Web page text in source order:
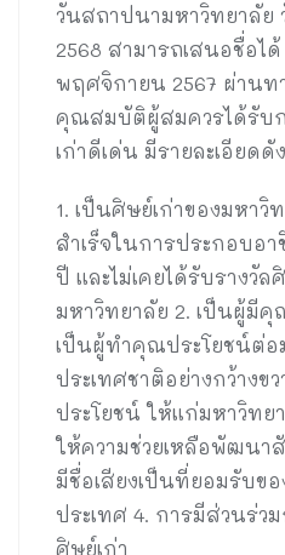
วันสถาปนามหาวิทยาลัย
2568 สามารถเสนอชื่อไ
พฤศจิกายน 2567 ผ่านท
คุณสมบัติผู้สมควรได้รับ
เก่าดีเด่น มีรายละเอียดดั
1. เป็นศิษย์เก่าของมหา
สำเร็จในการประกอบอ
ปี และไม่เคยได้รับรางวัล
มหาวิทยาลัย 2. เป็นผู้มีคุ
เป็นผู้ทำคุณประโยชน์ต่อ
ประเทศชาติอย่างกว้างข
ประโยชน์ ให้แก่มหาวิทย
ให้ความช่วยเหลือพัฒนา
มีชื่อเสียงเป็นที่ยอมรับข
ประเทศ 4. การมีส่วนร่ว
ศิษย์เก่า